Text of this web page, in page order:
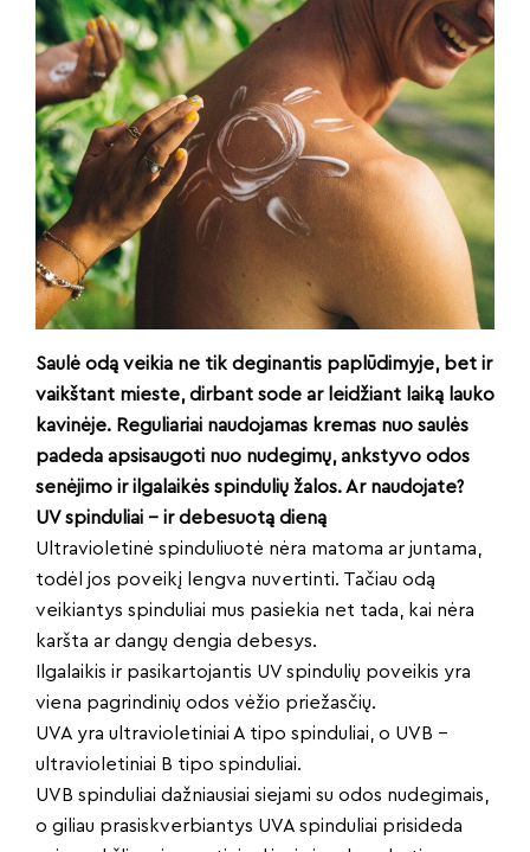
Saulė odą veikia ne tik deginantis paplūdimyje, bet ir
vaikštant mieste, dirbant sode ar leidžiant laiką lauko
kavinėje. Reguliariai naudojamas kremas nuo saulės
padeda apsisaugoti nuo nudegimų, ankstyvo odos
senėjimo ir ilgalaikės spindulių žalos. Ar naudojate?
UV spinduliai – ir debesuotą dieną
Ultravioletinė spinduliuotė nėra matoma ar juntama,
todėl jos poveikį lengva nuvertinti. Tačiau odą
veikiantys spinduliai mus pasiekia net tada, kai nėra
karšta ar dangų dengia debesys.
Ilgalaikis ir pasikartojantis UV spindulių poveikis yra
viena pagrindinių odos vėžio priežasčių.
UVA yra ultravioletiniai A tipo spinduliai, o UVB –
ultravioletiniai B tipo spinduliai.
UVB spinduliai dažniausiai siejami su odos nudegimais,
o giliau prasiskverbiantys UVA spinduliai prisideda